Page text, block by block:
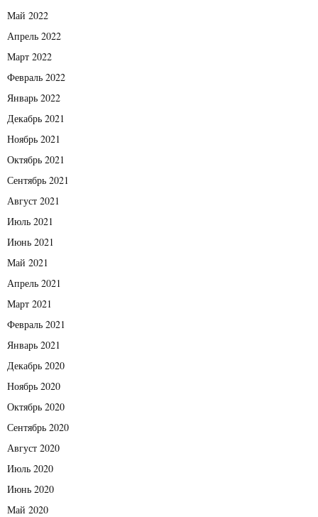
Май 2022
Апрель 2022
Март 2022
Февраль 2022
Январь 2022
Декабрь 2021
Ноябрь 2021
Октябрь 2021
Сентябрь 2021
Август 2021
Июль 2021
Июнь 2021
Май 2021
Апрель 2021
Март 2021
Февраль 2021
Январь 2021
Декабрь 2020
Ноябрь 2020
Октябрь 2020
Сентябрь 2020
Август 2020
Июль 2020
Июнь 2020
Май 2020